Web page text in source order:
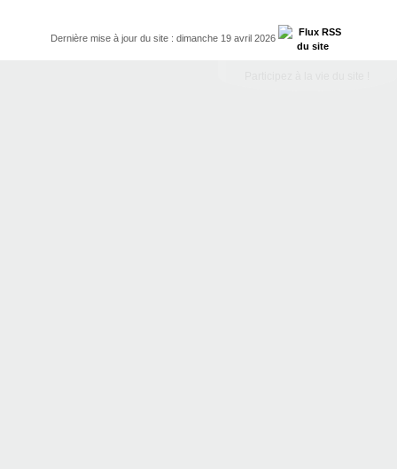
Dernière mise à jour du site : dimanche 19 avril 2026